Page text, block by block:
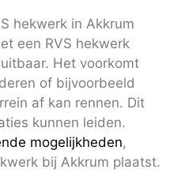
hekwerk in Akkrum
een RVS hekwerk
Het voorkomt
of bijvoorbeeld
af kan rennen. Dit
kunnen leiden.
mogelijkheden,
bij Akkrum plaatst.